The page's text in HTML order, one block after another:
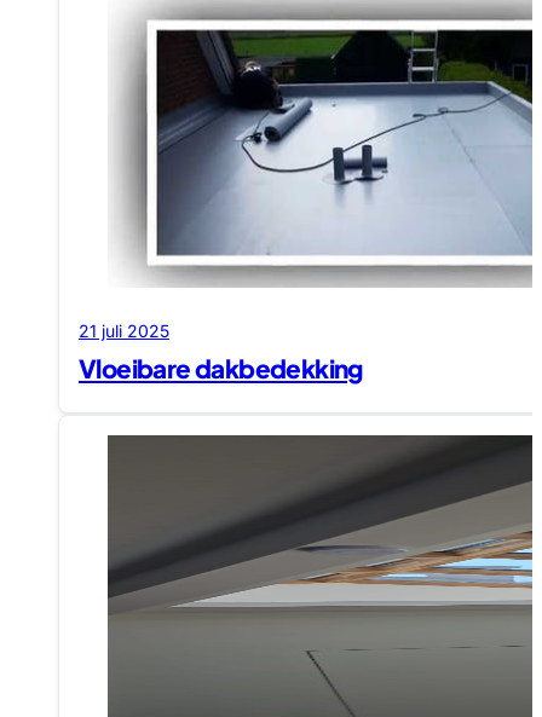
21 juli 2025
Vloeibare dakbedekking